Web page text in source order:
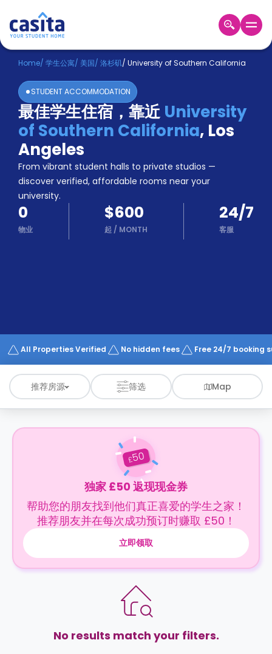
Home ZH USD
登
入
Booking
Accommodation
About
us
Blog
Refer
And
Earn
Become
Partner
Works
Home/ 学生公寓/ 美国/ 洛杉矶/ University of Southern California
STUDENT ACCOMMODATION
最佳学生住宿，靠近University
of Southern California, Los
Angeles
From vibrant student halls to private studios —
discover verified, affordable rooms near your
university.
0
物业
$600
起 / MONTH
24/7
客服
All Properties Verified No hidden fees Free 24/7 booking
推荐房源 筛选 Map
£50
独家 £50 返现现金券
帮助您的朋友找到他们真正喜爱的学生之家！
推荐朋友并在每次成功预订时赚取 £50！
立即领取
No results match your filters.